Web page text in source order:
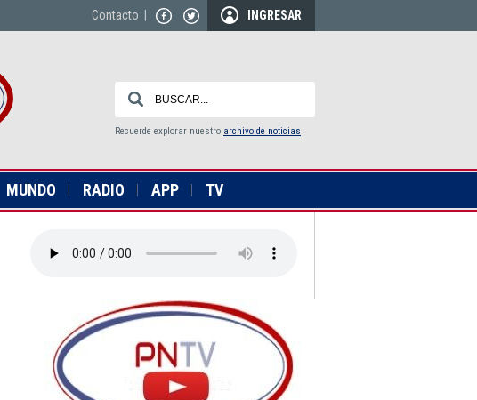
INGRESAR
Contacto
Recuerde explorar nuestro archivo de noticias
MUNDO RADIO APP TV